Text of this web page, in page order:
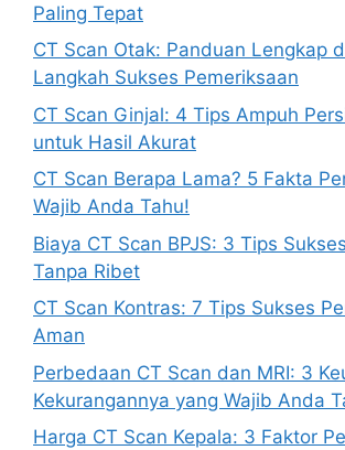
Paling Tepat
CT Scan Otak: Panduan Lengkap
Langkah Sukses Pemeriksaan
CT Scan Ginjal: 4 Tips Ampuh
untuk Hasil Akurat
CT Scan Berapa Lama? 5 Fakta
Wajib Anda Tahu!
Biaya CT Scan BPJS: 3 Tips
Tanpa Ribet
CT Scan Kontras: 7 Tips Sukses
Aman
Perbedaan CT Scan dan MRI: 3
Kekurangannya yang Wajib Anda
Harga CT Scan Kepala: 3 Faktor